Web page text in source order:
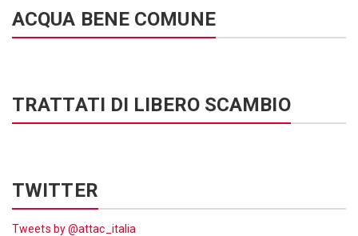
ACQUA BENE COMUNE
TRATTATI DI LIBERO SCAMBIO
TWITTER
Tweets by @attac_italia